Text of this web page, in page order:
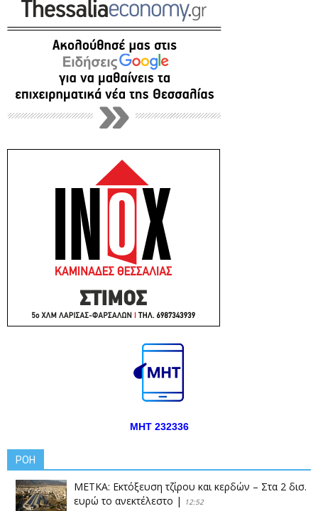
ΜΗΤ 232336
ΡΟΗ
ΜΕΤΚΑ: Εκτόξευση τζίρου και κερδών – Στα 2 δισ.
ευρώ το ανεκτέλεστο | 12:52